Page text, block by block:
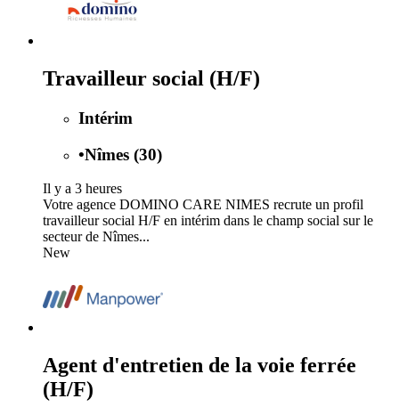
Travailleur social (H/F)
Intérim
•Nîmes (30)
Il y a 3 heures
Votre agence DOMINO CARE NIMES recrute un profil
travailleur social H/F en intérim dans le champ social sur le
secteur de Nîmes...
New
Agent d'entretien de la voie ferrée
(H/F)